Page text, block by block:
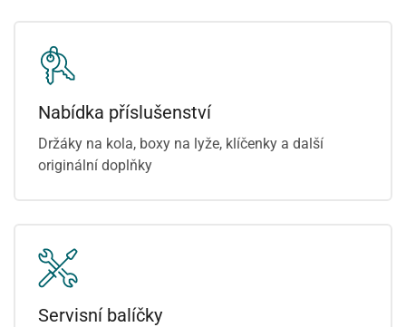
Nabídka příslušenství
Držáky na kola, boxy na lyže, klíčenky a další
originální doplňky
Servisní balíčky